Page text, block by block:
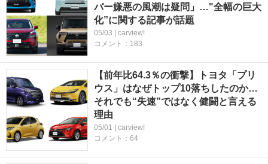
バー嫌悪の風潮は疑問」…"全幅の巨大
化”に関する記事が話題
05/03 | carview!
コメント：183
【前年比64.3％の衝撃】トヨタ「プリ
ウス」はなぜトップ10落ちしたのか…
それでも“失速”ではなく健闘と言える
理由
05/01 | carview!
コメント：64